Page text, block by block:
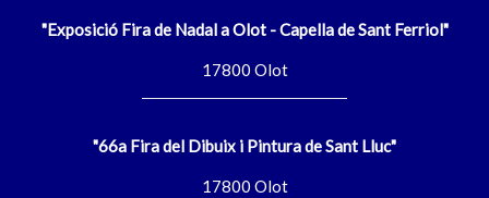
"Exposició Fira de Nadal a Olot - Capella de Sant Ferriol"
17800 Olot
"66a Fira del Dibuix i Pintura de Sant Lluc"
17800 Olot